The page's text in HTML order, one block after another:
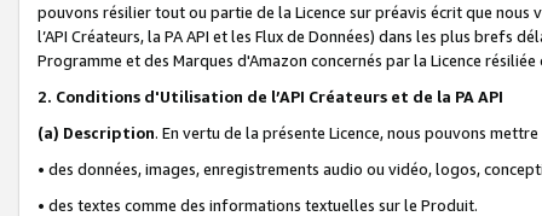
pouvons résilier tout ou partie de la Licence sur préavis écrit que
l’API Créateurs, la PA API et les Flux de Données) dans les plus
Programme et des Marques d'Amazon concernés par la Licence
2. Conditions d'Utilisation de l’API Créateurs et de la PA API
(a) Description. En vertu de la présente Licence, nous pouvons
• des données, images, enregistrements audio ou vidéo, logos,
• des textes comme des informations textuelles sur le Produit.